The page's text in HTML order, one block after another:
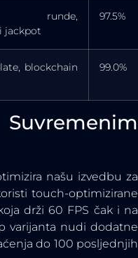
runde,
jackpot
97.5%
blockchain
99.0%
našu izvedbu za
touch-optimizirane
drži 60 FPS čak i na
varijanta nudi dodatne
do 100 posljednjih